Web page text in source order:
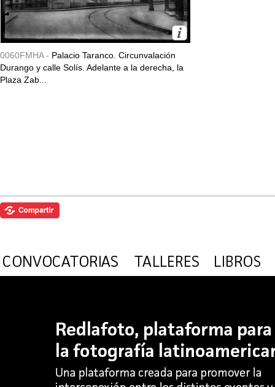
0060FMHA - Palacio Taranco. Circunvalación
Durango y calle Solís. Adelante a la derecha, la
Plaza Zab...